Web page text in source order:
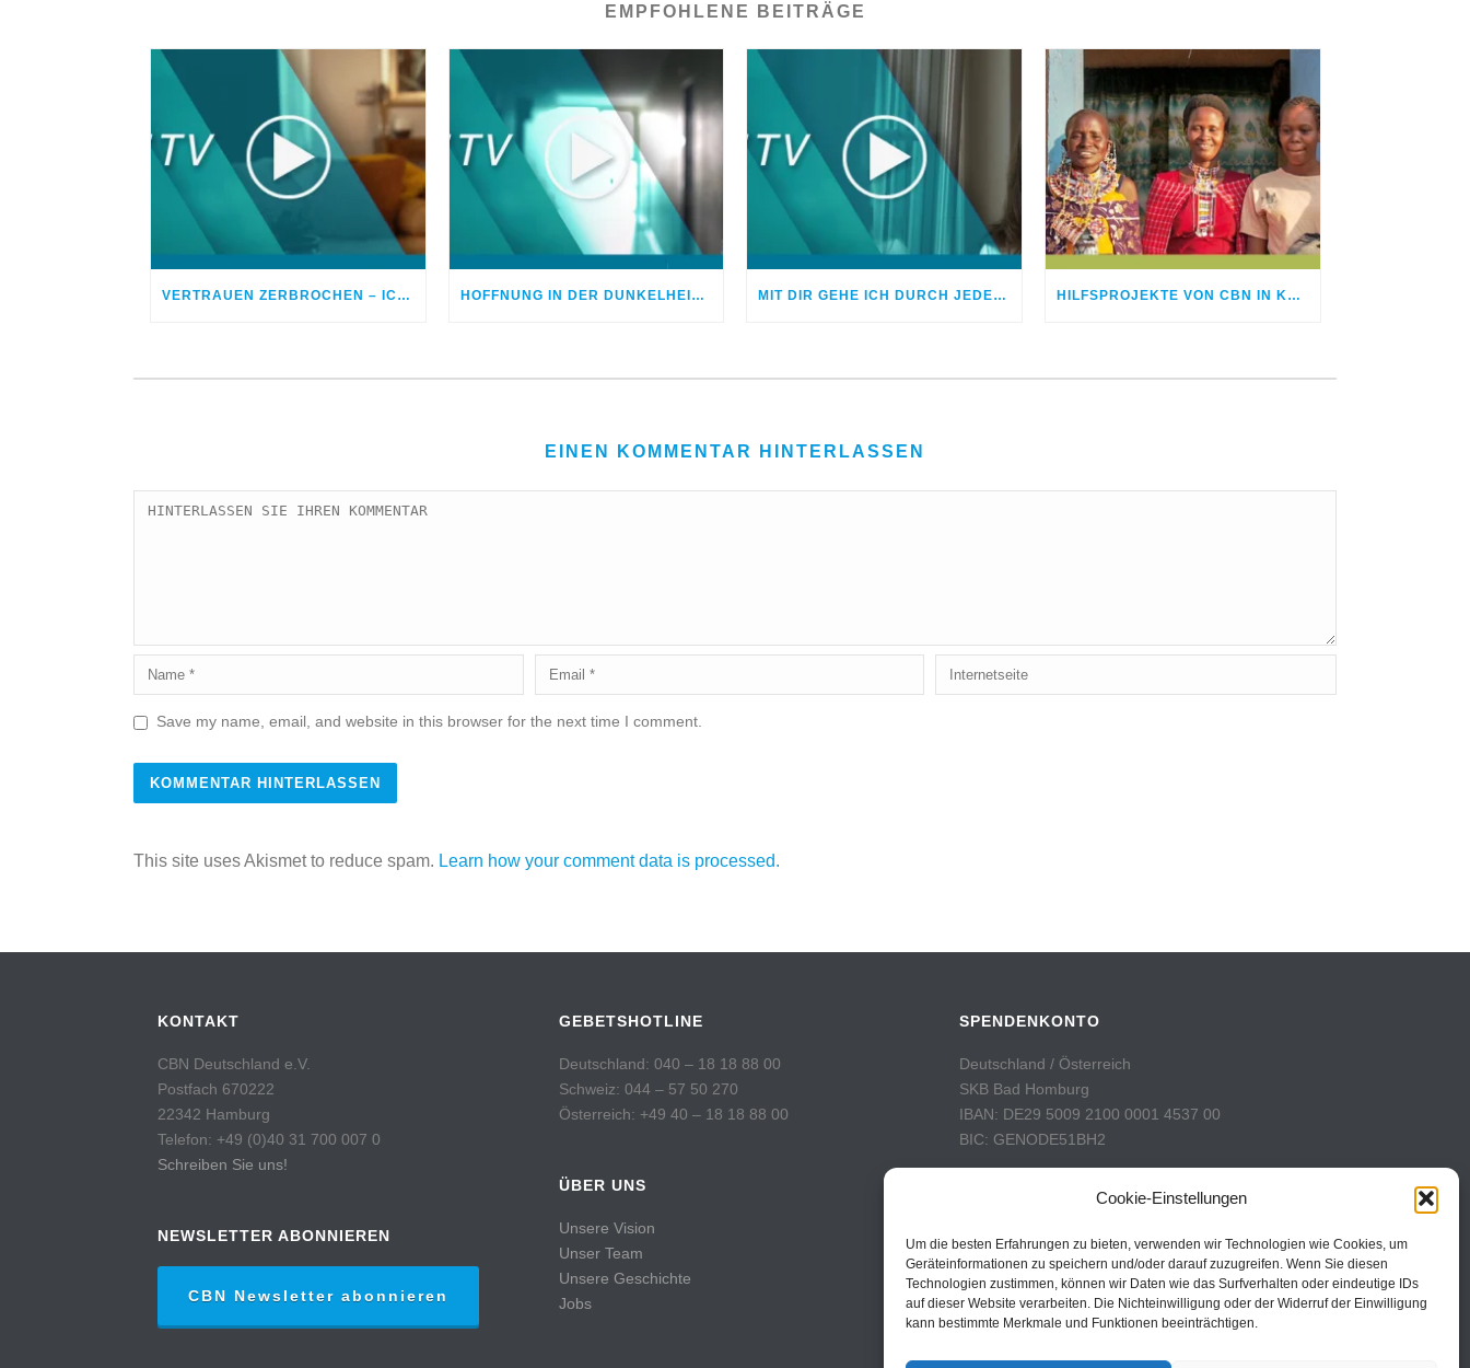
Cookie-Einstellungen
Um die besten Erfahrungen zu bieten, verwenden wir Technologien wie Cookies, um
Geräteinformationen zu speichern und/oder darauf zuzugreifen. Wenn Sie diesen
Technologien zustimmen, können wir Daten wie das Surfverhalten oder eindeutige IDs
auf dieser Website verarbeiten. Die Nichteinwilligung oder der Widerruf der Einwilligung
kann bestimmte Merkmale und Funktionen beeinträchtigen.
EMPFOHLENE BEITRÄGE
VERTRAUEN ZERBROCHEN – ICH BETROG MEINEN EHEPARTNER HOFFNUNG IN DER DUNKELHEIT – FÜR GOTT IST NICHTS UNMÖGLICH MIT DIR GEHE ICH DURCH JEDE KRISE HILFSPROJEKTE VON CBN IN KENIA
EINEN KOMMENTAR HINTERLASSEN
Save my name, email, and website in this browser for the next time I comment.
This site uses Akismet to reduce spam. Learn how your comment data is processed.
KONTAKT
CBN Deutschland e.V.
Postfach 670222
22342 Hamburg
Telefon: +49 (0)40 31 700 007 0
Schreiben Sie uns!
NEWSLETTER ABONNIEREN
CBN Newsletter abonnieren
GEBETSHOTLINE
Deutschland: 040 – 18 18 88 00
Schweiz: 044 – 57 50 270
Österreich: +49 40 – 18 18 88 00
ÜBER UNS
Unsere Vision
Unser Team
Unsere Geschichte
Jobs
SPENDENKONTO
Deutschland / Österreich
SKB Bad Homburg
IBAN: DE29 5009 2100 0001 4537 00
BIC: GENODE51BH2
Konto: 60-742493-7
IBAN: CH31 0900 0000 6074 2493 7
BIC: POFICHBEXXX